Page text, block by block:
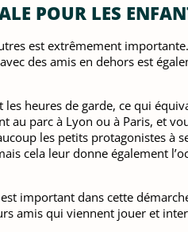
POUR LES
est extrêmement
des amis en dehors est
heures de garde, ce qui
parc à Lyon ou à Paris, et
les petits protagonistes à
cela leur donne également
important dans cette
amis qui viennent jouer et